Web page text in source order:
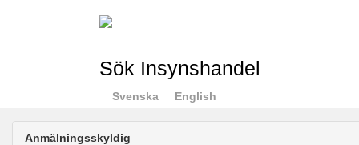
Sök Insynshandel
Svenska English
Anmälningsskyldig